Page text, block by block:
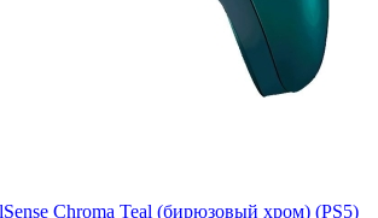
Chroma Teal (бирюзовый хром) (PS5)